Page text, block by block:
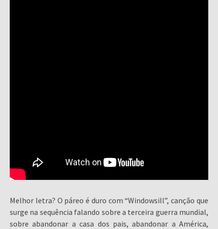
Melhor letra? O páreo é duro com “Windowsill”, canção que
surge na sequência falando sobre a terceira guerra mundial,
sobre abandonar a casa dos pais, abandonar a América,